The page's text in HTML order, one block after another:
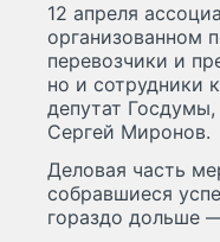
12 апреля
организованном
перевозчики и
но и сотрудники
депутат
Сергей Миронов.
Деловая часть
собравшиеся
гораздо дольше